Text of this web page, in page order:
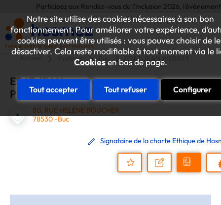
Notre site utilise des cookies nécessaires à son bon
fonctionnement. Pour améliorer votre expérience,
cookies peuvent être utilisés : vous pouvez choisir de
désactiver. Cela reste modifiable à tout moment via le
Cookiesen bas de page.
Tout accepter Tout refuser Configurer
Participez aux Rendez-vous de l'Inclusion 2026, l'événement
Accueil Yvelines ESAT JEAN PIERRAT
ESAT JEAN
PIERRAT
80, RUE HELENE BOUCHER
78530 -Buc
Signataire de la charte Ethique de
Nous
Demander